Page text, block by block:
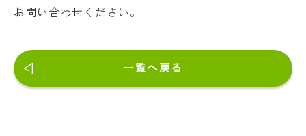
お問い合わせください。
一覧へ戻る